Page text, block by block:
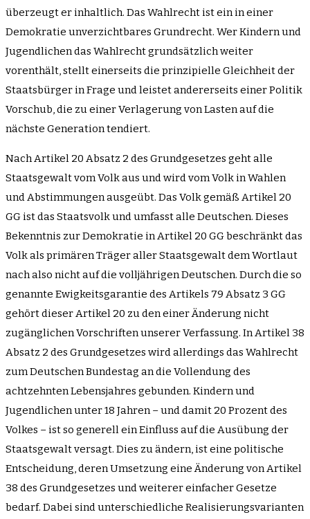
überzeugt er inhaltlich. Das Wahlrecht ist ein in einer
Demokratie unverzichtbares Grundrecht. Wer Kindern und
Jugendlichen das Wahlrecht grundsätzlich weiter
vorenthält, stellt einerseits die prinzipielle Gleichheit der
Staatsbürger in Frage und leistet andererseits einer Politik
Vorschub, die zu einer Verlagerung von Lasten auf die
nächste Generation tendiert.
Nach Artikel 20 Absatz 2 des Grundgesetzes geht alle
Staatsgewalt vom Volk aus und wird vom Volk in Wahlen
und Abstimmungen ausgeübt. Das Volk gemäß Artikel 20
GG ist das Staatsvolk und umfasst alle Deutschen. Dieses
Bekenntnis zur Demokratie in Artikel 20 GG beschränkt das
Volk als primären Träger aller Staatsgewalt dem Wortlaut
nach also nicht auf die volljährigen Deutschen. Durch die so
genannte Ewigkeitsgarantie des Artikels 79 Absatz 3 GG
gehört dieser Artikel 20 zu den einer Änderung nicht
zugänglichen Vorschriften unserer Verfassung. In Artikel 38
Absatz 2 des Grundgesetzes wird allerdings das Wahlrecht
zum Deutschen Bundestag an die Vollendung des
achtzehnten Lebensjahres gebunden. Kindern und
Jugendlichen unter 18 Jahren – und damit 20 Prozent des
Volkes – ist so generell ein Einfluss auf die Ausübung der
Staatsgewalt versagt. Dies zu ändern, ist eine politische
Entscheidung, deren Umsetzung eine Änderung von Artikel
38 des Grundgesetzes und weiterer einfacher Gesetze
bedarf. Dabei sind unterschiedliche Realisierungsvarianten